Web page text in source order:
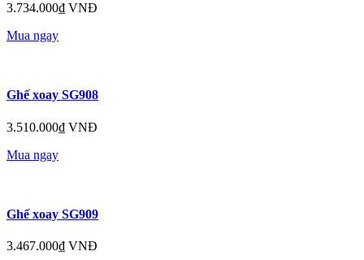
3.734.000₫ VNĐ
Mua ngay
Ghế xoay SG908
3.510.000₫ VNĐ
Mua ngay
Ghế xoay SG909
3.467.000₫ VNĐ